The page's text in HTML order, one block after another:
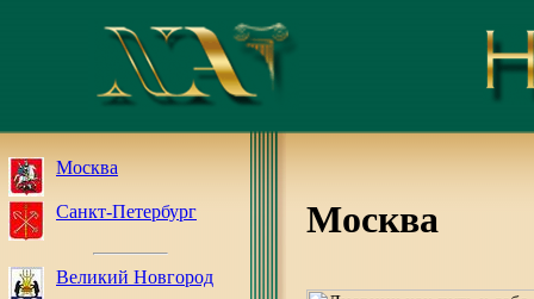
Москва
Санкт-Петербург
Великий Новгород
Москва